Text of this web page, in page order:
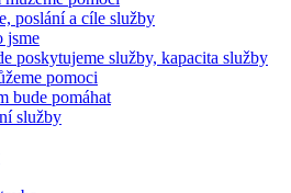
poslání a cíle služby
jsme
poskytujeme služby, kapacita služby
pomoci
bude pomáhat
služby